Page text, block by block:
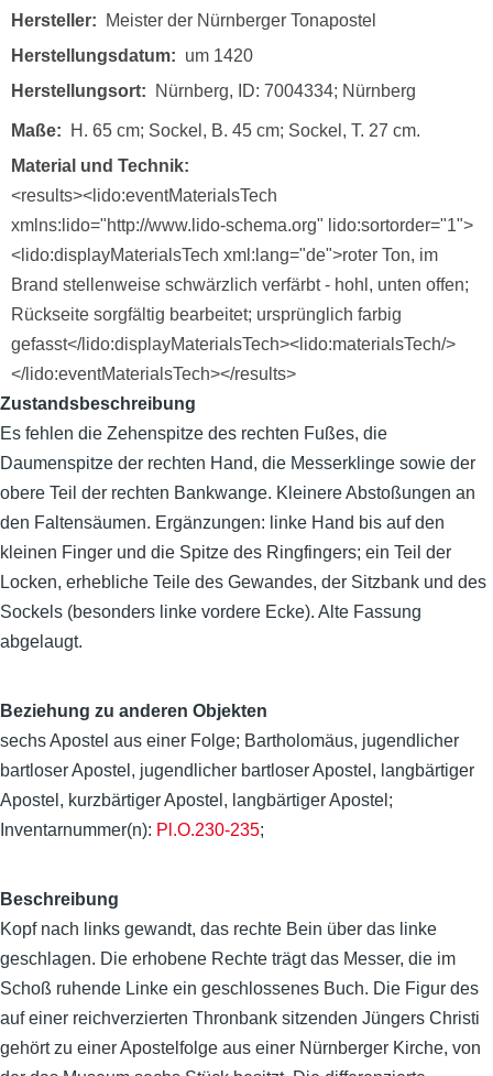
Hersteller
Meister der Nürnberger Tonapostel
Herstellungsdatum
um 1420
Herstellungsort
Nürnberg, ID: 7004334; Nürnberg
Maße
H. 65 cm; Sockel, B. 45 cm; Sockel, T. 27 cm.
Material und Technik
<results><lido:eventMaterialsTech
xmlns:lido="http://www.lido-schema.org" lido:sortorder="1">
<lido:displayMaterialsTech xml:lang="de">roter Ton, im
Brand stellenweise schwärzlich verfärbt - hohl, unten offen;
Rückseite sorgfältig bearbeitet; ursprünglich farbig
gefasst</lido:displayMaterialsTech><lido:materialsTech/>
</lido:eventMaterialsTech></results>
Zustandsbeschreibung
Es fehlen die Zehenspitze des rechten Fußes, die
Daumenspitze der rechten Hand, die Messerklinge sowie der
obere Teil der rechten Bankwange. Kleinere Abstoßungen an
den Faltensäumen. Ergänzungen: linke Hand bis auf den
kleinen Finger und die Spitze des Ringfingers; ein Teil der
Locken, erhebliche Teile des Gewandes, der Sitzbank und des
Sockels (besonders linke vordere Ecke). Alte Fassung
abgelaugt.
Beziehung zu anderen Objekten
sechs Apostel aus einer Folge; Bartholomäus, jugendlicher
bartloser Apostel, jugendlicher bartloser Apostel, langbärtiger
Apostel, kurzbärtiger Apostel, langbärtiger Apostel;
Inventarnummer(n): Pl.O.230-235;
Beschreibung
Kopf nach links gewandt, das rechte Bein über das linke
geschlagen. Die erhobene Rechte trägt das Messer, die im
Schoß ruhende Linke ein geschlossenes Buch. Die Figur des
auf einer reichverzierten Thronbank sitzenden Jüngers Christi
gehört zu einer Apostelfolge aus einer Nürnberger Kirche, von